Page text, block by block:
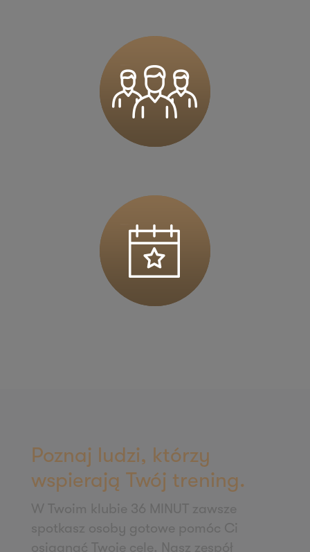
36 MINUT Kartuzy
ul. Krasickiego 2a
83-300 Kartuzy
Zapisz mnie
36 MINUT Komorniki
62-052 Komorniki
Zapisz mnie
36 MINUT Konstantynów
ul. Łódzka 27
95-050 Konstantynów Łódzki
62-028 Koziegłowy
Zapisz mnie
36 MINUT Krotoszyn
ul. Słodowa 13
63-700 Krotoszyn
Poznaj ludzi, którzy
wspierają Twój trening.
W Twoim klubie 36 MINUT zawsze
spotkasz osoby gotowe pomóc Ci
osiągnąć Twoje cele. Nasz zespół